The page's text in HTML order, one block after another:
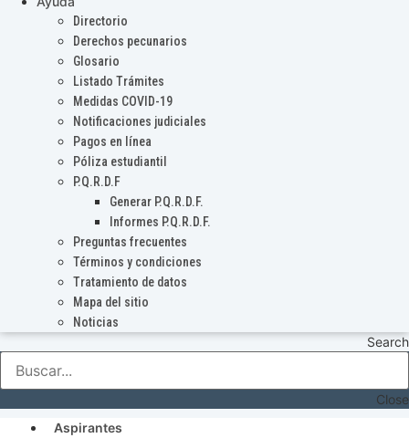
Directorio
Derechos pecunarios
Glosario
Listado Trámites
Medidas COVID-19
Notificaciones judiciales
Pagos en línea
Póliza estudiantil
P.Q.R.D.F
Generar P.Q.R.D.F.
Informes P.Q.R.D.F.
Preguntas frecuentes
Términos y condiciones
Tratamiento de datos
Mapa del sitio
Noticias
Search
Close
Aspirantes